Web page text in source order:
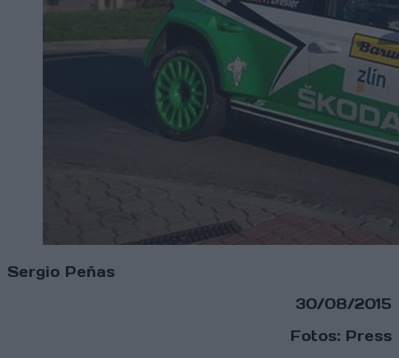
Sergio Peñas
30/08/2015
Fotos: Press